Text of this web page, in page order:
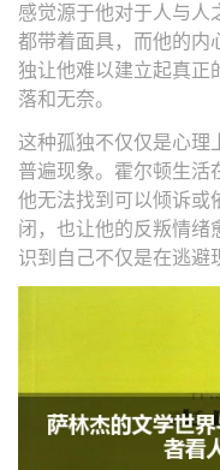
感觉源于他对于人与人
都带着面具，而他的内
独让他难以建立起真正
落和无奈。
这种孤独不仅仅是心理
普遍现象。霍尔顿生活
他无法找到可以倾诉或
闭，也让他的反叛情绪
识到自己不仅是在逃避